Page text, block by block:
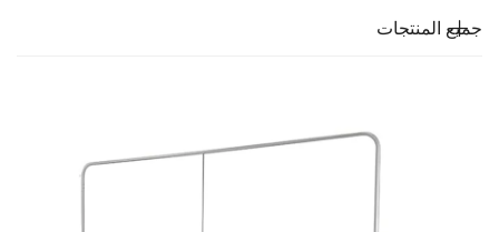
جميع المنتجات